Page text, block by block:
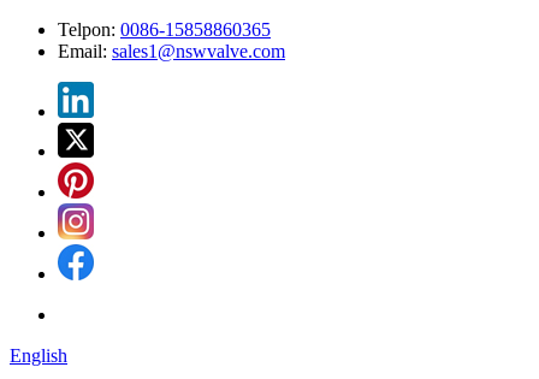
Telpon: 0086-15858860365
Email: sales1@nswvalve.com
English